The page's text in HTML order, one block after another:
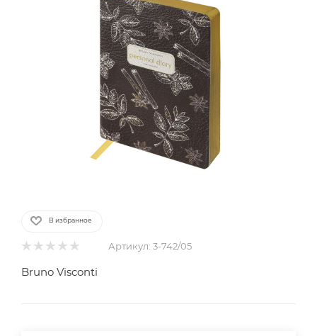
В избранное
Артикул: 3-742/05
Bruno Visconti